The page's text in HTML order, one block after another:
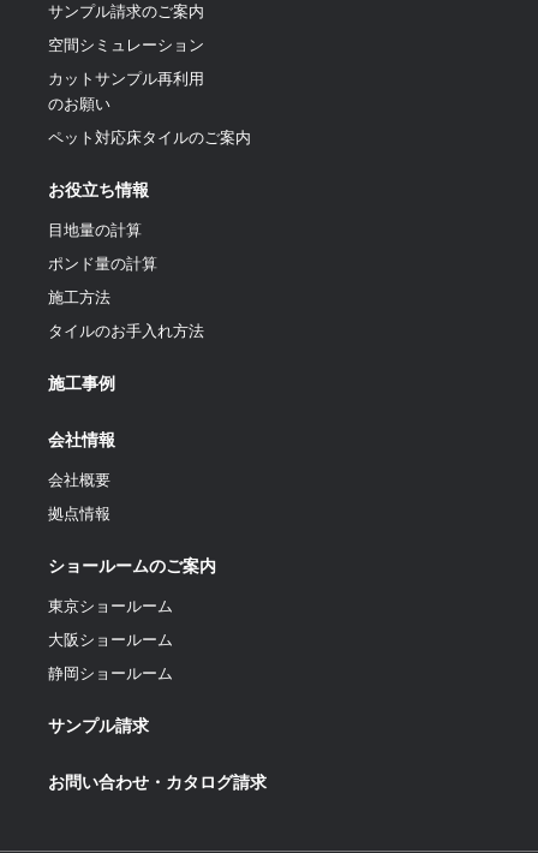
サンプル請求のご案内
空間シミュレーション
カットサンプル再利用
のお願い
ペット対応床タイルのご案内
お役立ち情報
目地量の計算
ポンド量の計算
施工方法
タイルのお手入れ方法
施工事例
会社情報
会社概要
拠点情報
ショールームのご案内
東京ショールーム
大阪ショールーム
静岡ショールーム
サンプル請求
お問い合わせ・カタログ請求